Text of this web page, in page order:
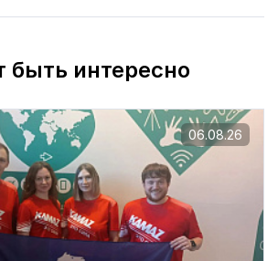
интересно
06.08.26